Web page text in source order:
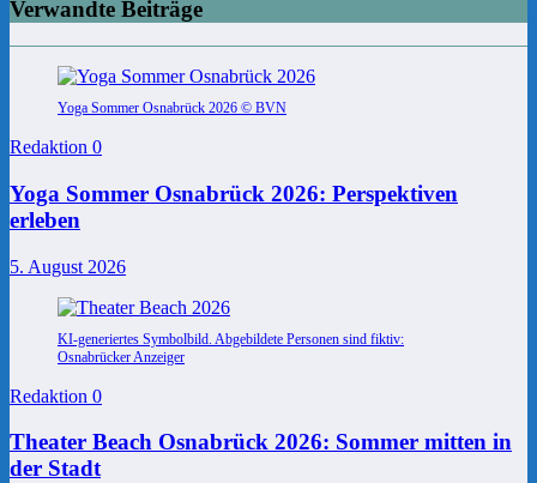
Verwandte Beiträge
Yoga Sommer Osnabrück 2026 © BVN
Redaktion 0
Yoga Sommer Osnabrück 2026: Perspektiven
erleben
5. August 2026
KI-generiertes Symbolbild. Abgebildete Personen sind fiktiv:
Osnabrücker Anzeiger
Redaktion 0
Theater Beach Osnabrück 2026: Sommer mitten in
der Stadt